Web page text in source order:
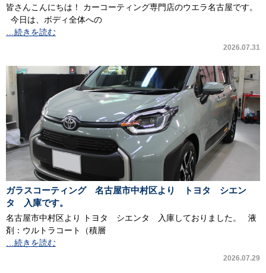
皆さんこんにちは！ カーコーティング専門店のウエラ名古屋です。
今日は、ボディ全体への
…続きを読む
2026.07.31
ガラスコーティング 名古屋市中村区より トヨタ シエン
タ 入庫です。
名古屋市中村区より トヨタ シエンタ 入庫しておりました。 液
剤：ウルトラコート（積層
…続きを読む
2026.07.29